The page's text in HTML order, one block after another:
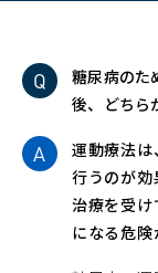
糖尿病のた
後、どちら
運動療法
行うのが効
治療を受
になる危険